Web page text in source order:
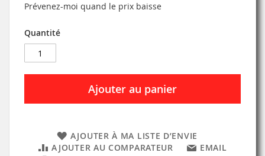
Prévenez-moi quand le prix baisse
Quantité
Ajouter au panier
AJOUTER À MA LISTE D’ENVIE
AJOUTER AU COMPARATEUR
EMAIL